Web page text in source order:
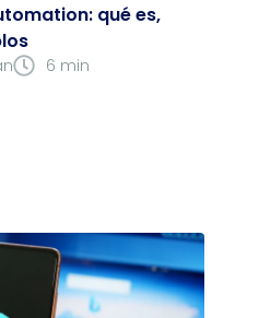
qué es,
6 min